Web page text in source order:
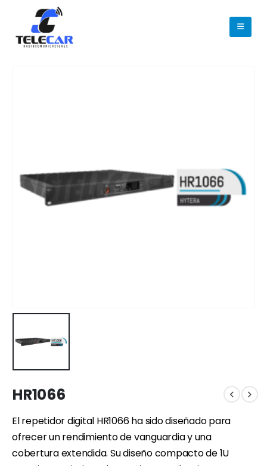
HR1066
El repetidor digital HR1066 ha sido diseñado para
ofrecer un rendimiento de vanguardia y una
cobertura extendida. Su diseño compacto de 1U